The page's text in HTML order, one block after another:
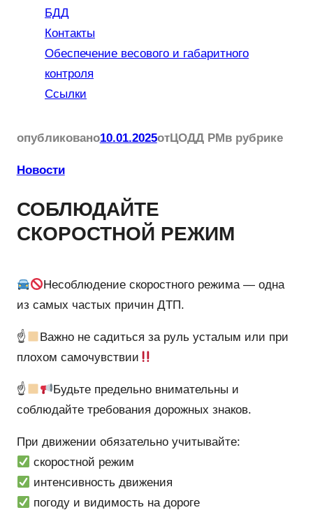
БДД
Контакты
Обеспечение весового и габаритного
контроля
Ссылки
опубликовано10.01.2025отЦОДД РМв рубрике
Новости
СОБЛЮДАЙТЕ
СКОРОСТНОЙ РЕЖИМ
Несоблюдение скоростного режима — одна
из самых частых причин ДТП.
☝
Важно не садиться за руль усталым или при
плохом самочувствии
☝
Будьте предельно внимательны и
соблюдайте требования дорожных знаков.
При движении обязательно учитывайте:
скоростной режим
интенсивность движения
погоду и видимость на дороге